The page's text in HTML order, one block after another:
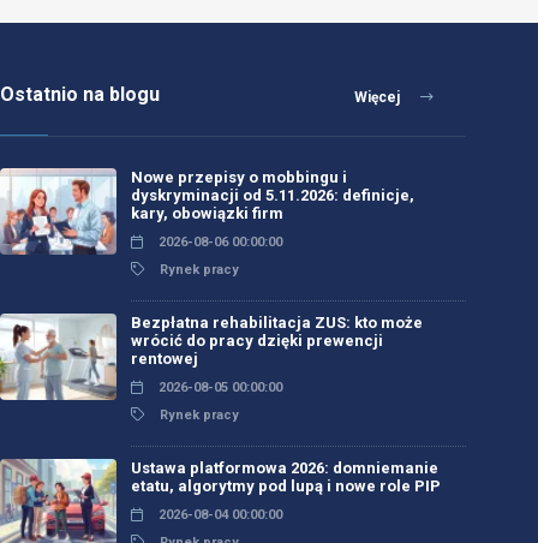
Ostatnio na blogu Więcej
Nowe przepisy o mobbingu i
dyskryminacji od 5.11.2026: definicje,
kary, obowiązki firm
2026-08-06 00:00:00
Rynek pracy
Bezpłatna rehabilitacja ZUS: kto może
wrócić do pracy dzięki prewencji
rentowej
2026-08-05 00:00:00
Rynek pracy
Ustawa platformowa 2026: domniemanie
etatu, algorytmy pod lupą i nowe role PIP
2026-08-04 00:00:00